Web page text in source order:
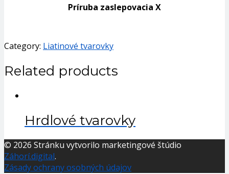
Príruba zaslepovacia X
Category: Liatinové tvarovky
Related products
Hrdlové tvarovky
© 2026 Stránku vytvorilo marketingové štúdio
Záhorí.digital.
Zásady ochrany osobných údajov